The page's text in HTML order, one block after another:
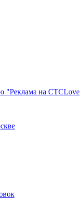
"Реклама на СТСLove